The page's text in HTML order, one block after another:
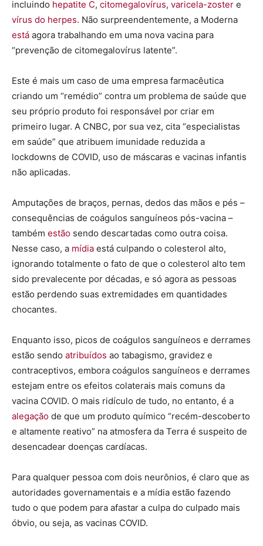
incluindo hepatite C, citomegalovírus, varicela-zoster e
vírus do herpes. Não surpreendentemente, a Moderna
está agora trabalhando em uma nova vacina para
“prevenção de citomegalovírus latente”.
Este é mais um caso de uma empresa farmacêutica
criando um “remédio” contra um problema de saúde que
seu próprio produto foi responsável por criar em
primeiro lugar. A CNBC, por sua vez, cita “especialistas
em saúde” que atribuem imunidade reduzida a
lockdowns de COVID, uso de máscaras e vacinas infantis
não aplicadas.
Amputações de braços, pernas, dedos das mãos e pés –
consequências de coágulos sanguíneos pós-vacina –
também estão sendo descartadas como outra coisa.
Nesse caso, a mídia está culpando o colesterol alto,
ignorando totalmente o fato de que o colesterol alto tem
sido prevalecente por décadas, e só agora as pessoas
estão perdendo suas extremidades em quantidades
chocantes.
Enquanto isso, picos de coágulos sanguíneos e derrames
estão sendo atribuídos ao tabagismo, gravidez e
contraceptivos, embora coágulos sanguíneos e derrames
estejam entre os efeitos colaterais mais comuns da
vacina COVID. O mais ridículo de tudo, no entanto, é a
alegação de que um produto químico “recém-descoberto
e altamente reativo” na atmosfera da Terra é suspeito de
desencadear doenças cardíacas.
Para qualquer pessoa com dois neurônios, é claro que as
autoridades governamentais e a mídia estão fazendo
tudo o que podem para afastar a culpa do culpado mais
óbvio, ou seja, as vacinas COVID.